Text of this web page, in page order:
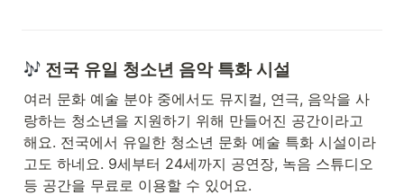
전국 유일 청소년 음악 특화 시설
여러 문화 예술 분야 중에서도 뮤지컬, 연극, 음악을 사
랑하는 청소년을 지원하기 위해 만들어진 공간이라고
해요. 전국에서 유일한 청소년 문화 예술 특화 시설이라
고도 하네요. 9세부터 24세까지 공연장, 녹음 스튜디오
등 공간을 무료로 이용할 수 있어요.